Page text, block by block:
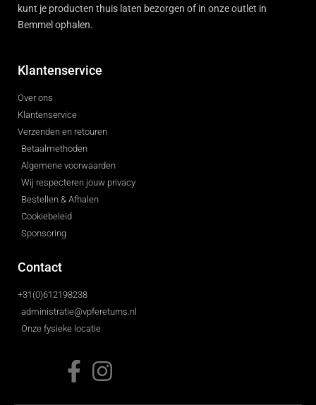
kunt je producten thuis laten bezorgen of in onze outlet in
Bemmel ophalen.
Klantenservice
Over ons
Klantenservice
Verzenden en retouren
Betaalmethoden
Algemene voorwaarden
Wij respecteren jouw privacy
Bestellen & Afhalen
Cookiebeleid
Sponsoring
Contact
+31(0)612198238
administratie@vpfereturns.nl
Onze fysieke locatie